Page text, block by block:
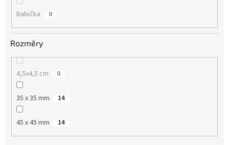
Babička 0
Rozměry
4,5x4,5 cm 0
35 x 35 mm 14
45 x 45 mm 14